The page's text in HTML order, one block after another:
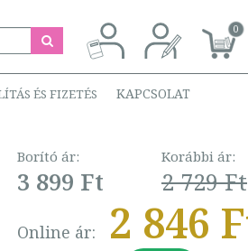
0
ÉS FIZETÉS KAPCSOLAT
Borító ár:
3 899 Ft
Korábbi ár:
2 729 Ft
Online ár: 2 846